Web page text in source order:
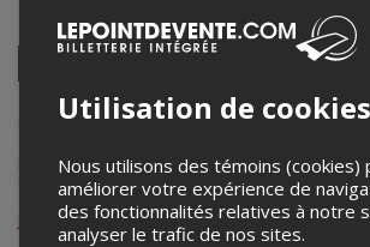
Partagez cet événement
Twitter
par
courriel
Lepointdevente.com agit à titre de mandataire
pour ses événements.
Pour plus d’information à propos de cet
contacter l’organisateur de l’événement,
joselle.baril@cegep-lanaudiere.qc.ca.
Utilisation de cookies
Nous utilisons des témoins (cookies)
améliorer votre expérience de
des fonctionnalités relatives à notre
analyser le trafic de nos sites.